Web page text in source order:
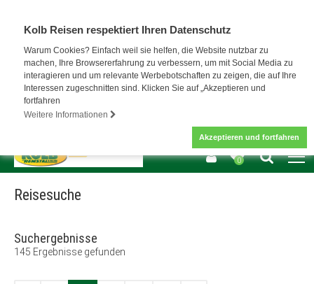
Kolb Reisen respektiert Ihren Datenschutz
Warum Cookies? Einfach weil sie helfen, die Website nutzbar zu
machen, Ihre Browsererfahrung zu verbessern, um mit Social Media zu
interagieren und um relevante Werbebotschaften zu zeigen, die auf Ihre
Interessen zugeschnitten sind. Klicken Sie auf „Akzeptieren und
fortfahren
Weitere Informationen
Akzeptieren und fortfahren
0
Reisesuche
Suchergebnisse
145 Ergebnisse gefunden